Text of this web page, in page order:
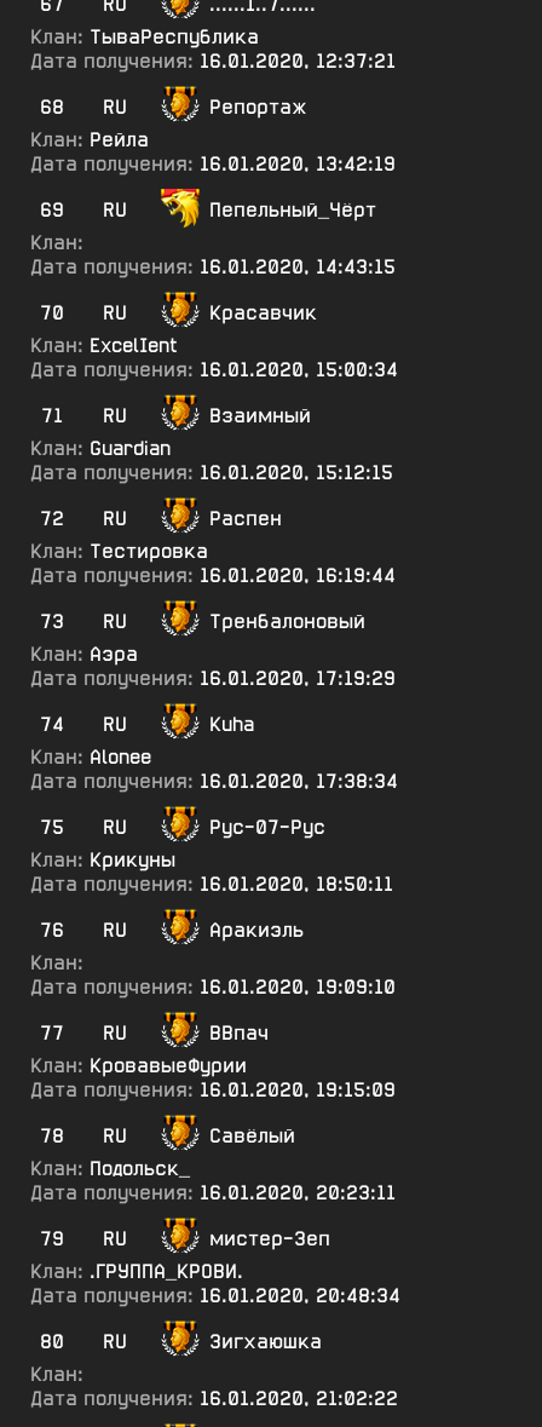
Клан: ТываРеспублика
Дата получения: 16.01.2020, 12:37:21
68
RU
Репортаж
Клан: Рейла
Дата получения: 16.01.2020, 13:42:19
69
RU
Пепельный_Чёрт
Клан:
Дата получения: 16.01.2020, 14:43:15
70
RU
Красавчик
Клан: ExcelIent
Дата получения: 16.01.2020, 15:00:34
71
RU
Взаимный
Клан: Guardian
Дата получения: 16.01.2020, 15:12:15
72
RU
Распен
Клан: Тестировка
Дата получения: 16.01.2020, 16:19:44
73
RU
Тренбалоновый
Клан: Аэра
Дата получения: 16.01.2020, 17:19:29
74
RU
Kuha
Клан: Alonee
Дата получения: 16.01.2020, 17:38:34
75
RU
Рус-07-Рус
Клан: Крикуны
Дата получения: 16.01.2020, 18:50:11
76
RU
Аракиэль
Клан:
Дата получения: 16.01.2020, 19:09:10
77
RU
ВВпач
Клан: КровавыеФурии
Дата получения: 16.01.2020, 19:15:09
78
RU
Савёлый
Клан: Подольск_
Дата получения: 16.01.2020, 20:23:11
79
RU
мистер-Зеп
Клан: .ГРУППА_КРОВИ.
Дата получения: 16.01.2020, 20:48:34
80
RU
Зигхаюшка
Клан:
Дата получения: 16.01.2020, 21:02:22